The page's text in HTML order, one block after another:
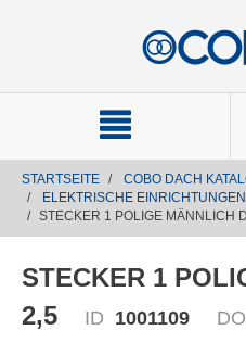
STARTSEITE
COBO DACH
ELEKTRISCHE EINRICHTUNGEN
STECKER 1 POLIGE MÄNNLICH
STECKER 1
2,5
ID 1001109